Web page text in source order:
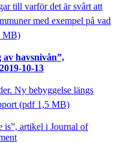
till varför det är svårt att
med exempel på vad
MB)
havsnivån”,
10-13
Ny bebyggelse längs
(pdf 1,5 MB)
is”, artikel i Journal of